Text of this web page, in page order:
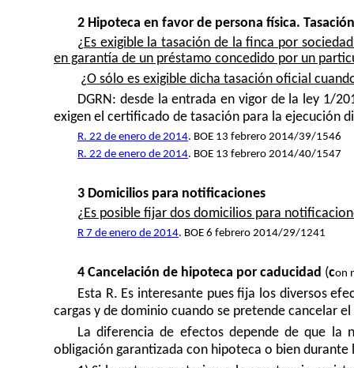
2 Hipoteca en favor de persona física.
¿Es exigible la tasación de la finca por
en garantía de un préstamo concedido por un
¿O sólo es exigible dicha tasación oficial
DGRN: desde la entrada en vigor de la ley 1/
exigen el certificado de tasación para la ejecución
R. 22 de enero de 2014. BOE 13 febrero 2014/39/1546
R. 22 de enero de 2014. BOE 13 febrero 2014/40/1547
3 Domicilios para notificaciones
¿Es posible fijar dos domicilios para
R 7 de enero de 2014. BOE 6 febrero 2014/29/1241
4 Cancelación de hipoteca por caducidad (con
Esta R. Es interesante pues fija los diversos
cargas y de dominio cuando se pretende cancelar
La diferencia de efectos depende de que la
obligación garantizada con hipoteca o bien durante